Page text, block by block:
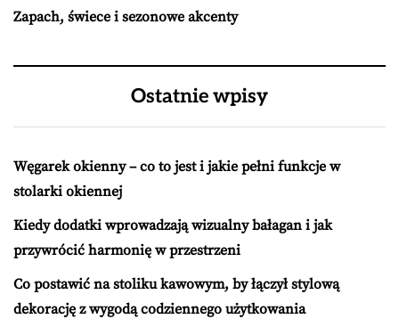
Zapach, świece i sezonowe akcenty
Ostatnie wpisy
Węgarek okienny – co to jest i jakie pełni funkcje w
stolarki okiennej
Kiedy dodatki wprowadzają wizualny bałagan i jak
przywrócić harmonię w przestrzeni
Co postawić na stoliku kawowym, by łączył stylową
dekorację z wygodą codziennego użytkowania